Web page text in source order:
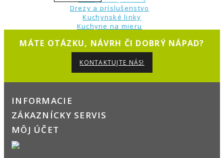
Drezy a príslušenstvo
Kuchynské linky
Kuchyne na mieru
Kuchynské skrinky
Dolné skrinky
Kredence a príborníky
Kuchynské ostrovčeky
Pracovné dosky
Jedálenské sety
MÁTE OTÁZKU, NÁVRH ČI DOBRÝ NÁPAD?
KONTAKTUJTE NÁS!
INFORMÁCIE
ZÁKAZNÍCKY SERVIS
MÔJ ÚČET